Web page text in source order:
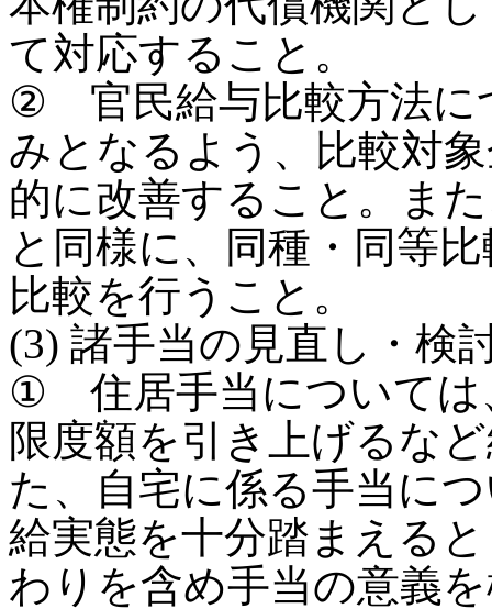
て対応すること。
② 官民給与比較方法に
みとなるよう、比較対
的に改善すること。ま
と同様に、同種・同等
比較を行うこと。
(3) 諸手当の見直し・検
① 住居手当については
限度額を引き上げるな
た、自宅に係る手当に
給実態を十分踏まえる
わりを含め手当の意義